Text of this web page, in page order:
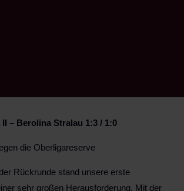
– Berolina Stralau 1:3 / 1:0
die Oberligareserve
Rückrunde stand unsere erste
sehr großen Herausforderung. Mit der